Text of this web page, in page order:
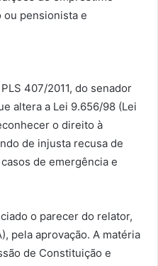
ou pensionista e
407/2011, do senador
altera a Lei 9.656/98 (Lei
o direito à
de injusta recusa de
de emergência e
o parecer do relator,
pela aprovação. A matéria
de Constituição e